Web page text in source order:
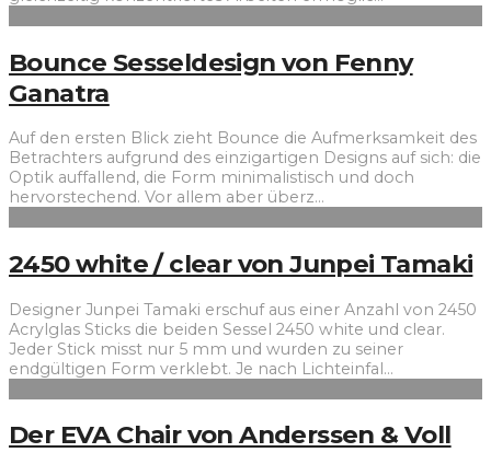
Bounce Sesseldesign von Fenny
Ganatra
Auf den ersten Blick zieht Bounce die Aufmerksamkeit des
Betrachters aufgrund des einzigartigen Designs auf sich: die
Optik auffallend, die Form minimalistisch und doch
hervorstechend. Vor allem aber überz...
2450 white / clear von Junpei Tamaki
Designer Junpei Tamaki erschuf aus einer Anzahl von 2450
Acrylglas Sticks die beiden Sessel 2450 white und clear.
Jeder Stick misst nur 5 mm und wurden zu seiner
endgültigen Form verklebt. Je nach Lichteinfal...
Der EVA Chair von Anderssen & Voll